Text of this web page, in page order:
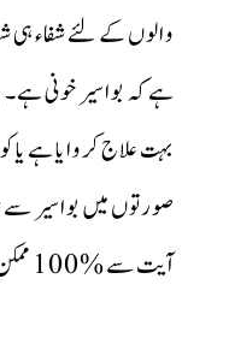
والوں کے لئے شفاء ہی
ہے کہ بواسیر خونی
بہت علاج کروایا ہے یا
صورتوں میں بواسیر
آیت سے %100 ممکن ہے